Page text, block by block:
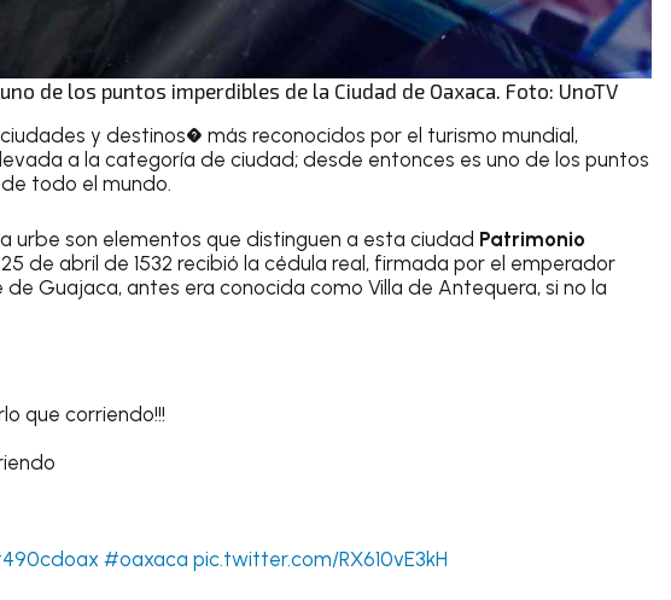
de los puntos imperdibles de la Ciudad de Oaxaca. Foto: UnoTV
ciudades y destinos� más reconocidos por el turismo mundial,
a la categoría de ciudad; desde entonces es uno de los puntos
todo el mundo.
urbe son elementos que distinguen a esta ciudad Patrimonio
25 de abril de 1532 recibió la cédula real, firmada por el emperador
de Guajaca, antes era conocida como Villa de Antequera, si no la
que corriendo!!!
#oaxaca pic.twitter.com/RX610vE3kH